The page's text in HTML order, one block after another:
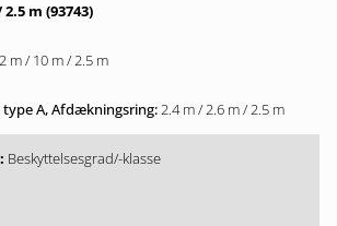
m (93743)
2 m / 10 m / 2.5 m
2.4 m / 2.6 m / 2.5 m
Beskyttelsesgrad/-klasse